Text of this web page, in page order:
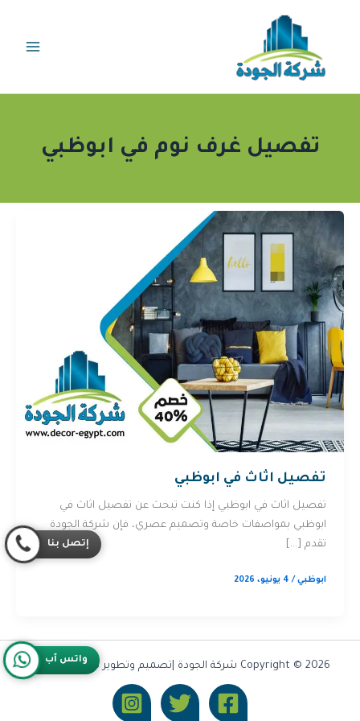
تفصيل غرف نوم في ابوظبي
تفصيل اثاث في ابوظبي
تفصيل اثاث في ابوظبي إذا كنت تبحث عن تفصيل اثاث في
ابوظبي بمواصفات خاصة وتصميم عصري، فإن شركة الجودة
تقدم […]
ابوظبي/ 4 يونيو، 2026
Copyright © 2026 شركة الجودة |تصميم وتطوير شركة Olymoo
واتس آب
إتصل بنا